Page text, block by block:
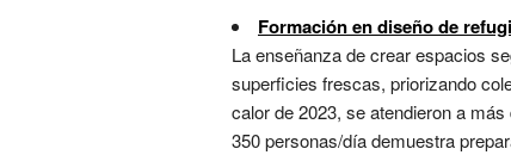
Formación en diseño de
La enseñanza de crear espacios
superficies frescas, priorizando
calor de 2023, se atendieron a
350 personas/día demuestra